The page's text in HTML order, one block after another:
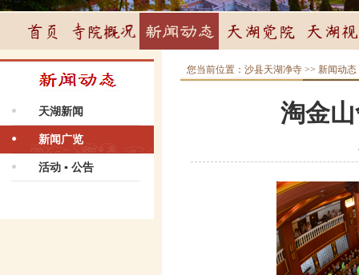
天湖新闻
新闻广览
活动 ▪ 公告
您当前位置： 沙县天湖净寺 >> 新闻动态
淘金